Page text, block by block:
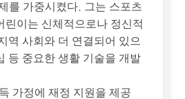
를 가중시켰다. 그는 스포츠
린이는 신체적으로나 정신적
역 사회와 더 연결되어 있으
등 중요한 생활 기술을 개발
가정에 재정 지원을 제공